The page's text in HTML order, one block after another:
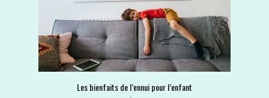
Les bienfaits de l’ennui pour l’enfant